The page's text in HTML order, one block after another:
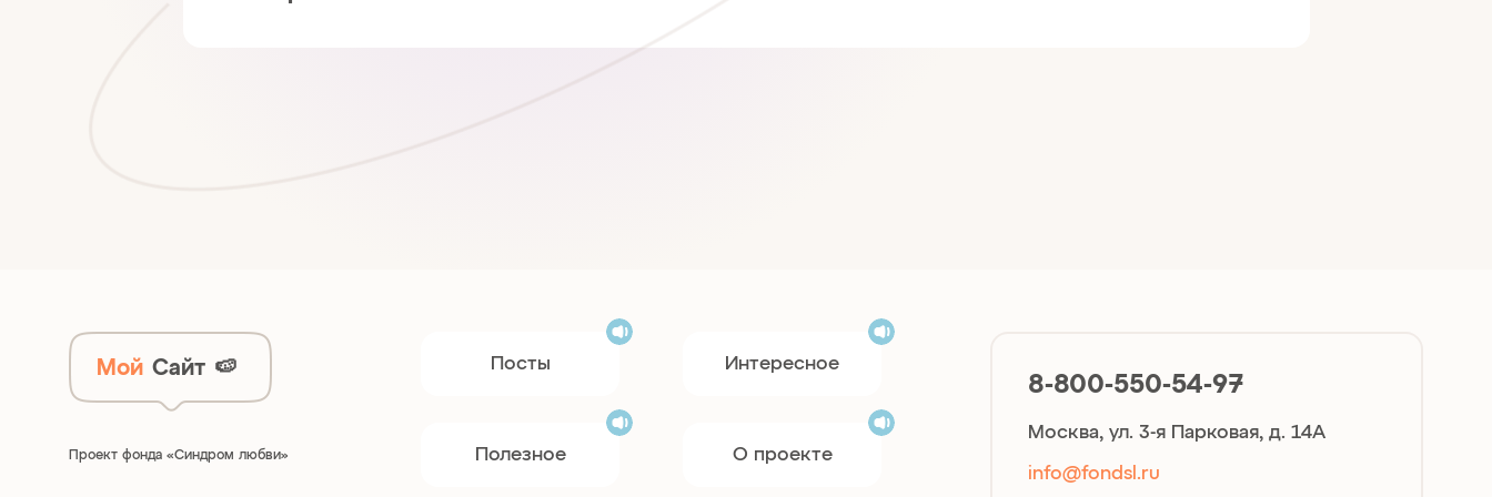
Мой Сайт 🍉 Посты Интересное
Полезное О проекте
8-800-550-54-97
Москва, ул. 3-я Парковая, д. 14А
info@fondsl.ru
Проект фонда «Синдром любви»